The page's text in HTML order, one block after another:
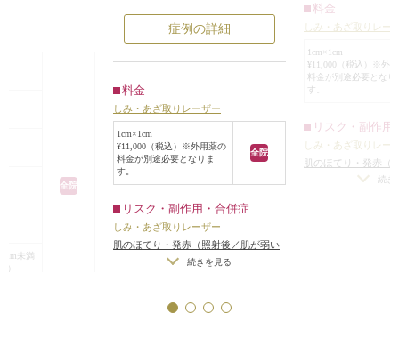
ームを塗ってから
いで終わりまし
全院
未満
の患者様の場合は、ねらった部分の
メラニン色素をピンポイントで破壊
照射時に多少の刺激は感じますが、
輪ゴムで肌を弾いているような程度
の痛みです。照射した部分はかさぶ
たになった後、10日前後で自然に剥
がれ、しみがなくなります。
症例の詳細
料金
しみ・あざ取りレーザー
1cm×1cm
¥11,000（税込）※外用薬の
料金が別途必要となりま
す。
全院
リスク・副作用・合併症
しみ・あざ取りレーザー
肌のほてり・発赤（照射後／肌が弱い
方・敏感肌の方）続きを見る
レーザー照射後、
ろはすっかりきれ
レーザーでシミが
はケアが大事です。
シミというのは、
レーザーできれい
紫外線を浴びてい
できてしまいます。
特にこのシミのよ
料金
しみ・あざ取りレー
1cm×1cm
¥11,000（税込）※外
料金が別途必要となり
す。
リスク・副作用
しみ・あざ取りレー
肌のほてり・発赤（
方・敏感肌の方）続き